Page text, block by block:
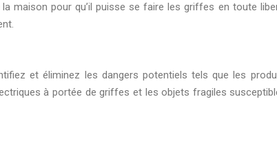
maison pour qu’il puisse se faire les griffes en toute
et éliminez les dangers potentiels tels que les
à portée de griffes et les objets fragiles